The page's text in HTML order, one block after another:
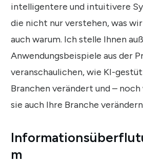
intelligentere und intuitivere
die nicht nur verstehen, was
auch warum. Ich stelle Ihnen
Anwendungsbeispiele aus der
veranschaulichen, wie KI-
Branchen verändert und –
sie auch Ihre Branche
m